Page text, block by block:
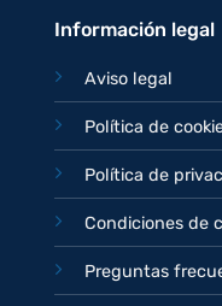
Información legal
Aviso legal
Política de
Política de
Condiciones de
Preguntas